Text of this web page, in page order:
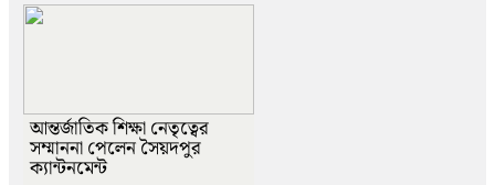
আন্তর্জাতিক শিক্ষা নেতৃত্বের
সম্মাননা পেলেন সৈয়দপুর
ক্যান্টনমেন্ট